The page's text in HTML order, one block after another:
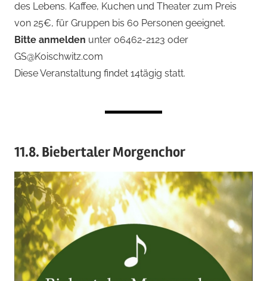
des Lebens. Kaffee, Kuchen und Theater zum Preis
von 25€, für Gruppen bis 60 Personen geeignet.
Bitte anmelden unter 06462-2123 oder
GS@Koischwitz.com
Diese Veranstaltung findet 14tägig statt.
11.8. Biebertaler Morgenchor